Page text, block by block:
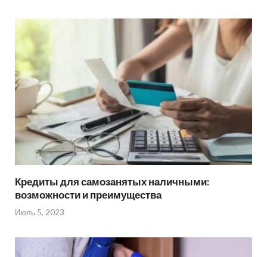
Кредиты для самозанятых наличными:
возможности и преимущества
Июль 5, 2023